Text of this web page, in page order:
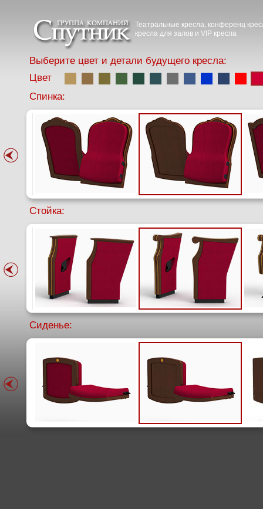
Театральные кресла, конференц
кресла для залов и VIP кресла
Выберите цвет и детали будущего кресла:
Цвет
Спинка:
Стойка:
Сиденье: